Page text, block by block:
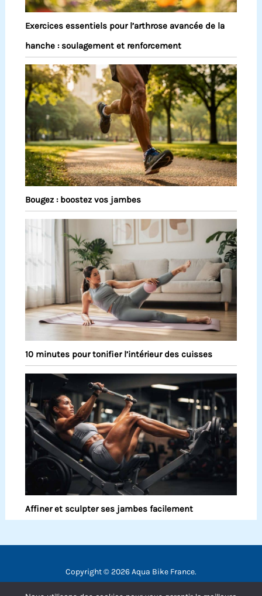
Exercices essentiels pour l’arthrose avancée de la
hanche : soulagement et renforcement
Bougez : boostez vos jambes
10 minutes pour tonifier l’intérieur des cuisses
Affiner et sculpter ses jambes facilement
Copyright © 2026 Aqua Bike France.
Contact